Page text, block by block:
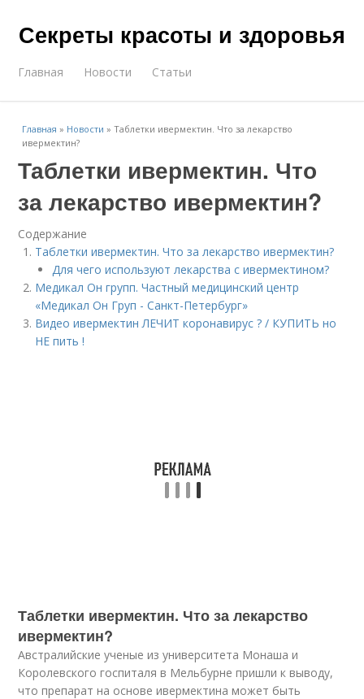
Секреты красоты и здоровья
Главная Новости Статьи
Главная » Новости »Таблетки ивермектин. Что за лекарство
ивермектин?
Таблетки ивермектин. Что
за лекарство ивермектин?
Содержание
Таблетки ивермектин. Что за лекарство ивермектин?
Для чего используют лекарства с ивермектином?
Медикал Он групп. Частный медицинский центр
«Медикал Он Груп - Санкт-Петербург»
Видео ивермектин ЛЕЧИТ коронавирус ? / КУПИТЬ но
НЕ пить !
Таблетки ивермектин. Что за лекарство
ивермектин?
Австралийские ученые из университета Монаша и
Королевского госпиталя в Мельбурне пришли к выводу,
что препарат на основе ивермектина может быть